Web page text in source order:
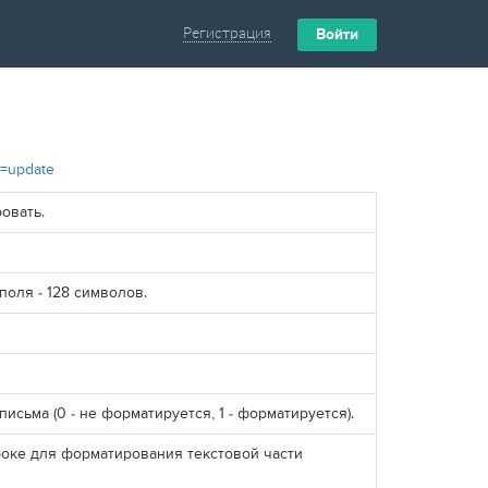
Регистрация Войти
- 128 символов.
(0 - не форматируется, 1 - форматируется).
для форматирования текстовой части